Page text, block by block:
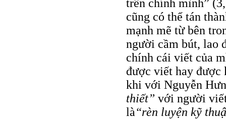
trên chính mình”
cũng có thể tán
mạnh mẽ từ bên
người cầm bút, lao
chính cái viết của
được viết hay được
khi với Nguyễn
thiết” với người
là“rèn luyện kỹ